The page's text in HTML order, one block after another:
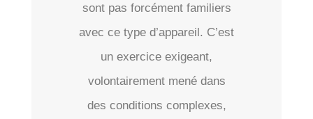
sont pas forcément familiers
avec ce type d’appareil. C’est
un exercice exigeant,
volontairement mené dans
des conditions complexes,